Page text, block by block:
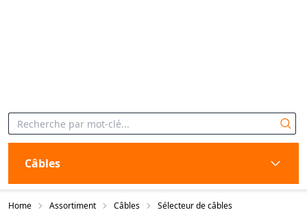
Câbles
Home Assortiment Câbles Sélecteur de câbles